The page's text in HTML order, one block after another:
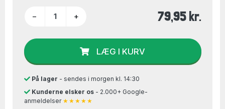
− + 79,95 kr.
LÆG I KURV
På lager - sendes i morgen kl. 14:30
Kunderne elsker os- 2.000+ Google-
anmeldelser ★★★★★